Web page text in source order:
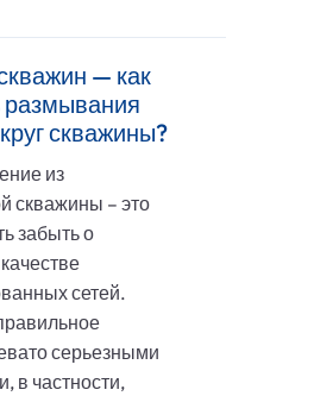
— как
размывания
скважины?
из
скважины – это
забыть о
сетей.
серьезными
в частности,